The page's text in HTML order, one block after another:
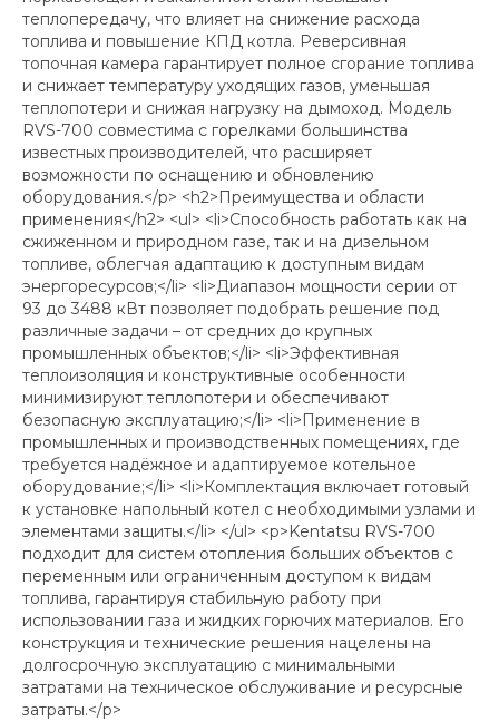
теплопередачу, что влияет на снижение расхода
топлива и повышение КПД котла. Реверсивная
топочная камера гарантирует полное сгорание топлива
и снижает температуру уходящих газов, уменьшая
теплопотери и снижая нагрузку на дымоход. Модель
RVS-700 совместима с горелками большинства
известных производителей, что расширяет
возможности по оснащению и обновлению
оборудования.</p> <h2>Преимущества и области
применения</h2> <ul> <li>Способность работать как на
сжиженном и природном газе, так и на дизельном
топливе, облегчая адаптацию к доступным видам
энергоресурсов;</li> <li>Диапазон мощности серии от
93 до 3488 кВт позволяет подобрать решение под
различные задачи – от средних до крупных
промышленных объектов;</li> <li>Эффективная
теплоизоляция и конструктивные особенности
минимизируют теплопотери и обеспечивают
безопасную эксплуатацию;</li> <li>Применение в
промышленных и производственных помещениях, где
требуется надёжное и адаптируемое котельное
оборудование;</li> <li>Комплектация включает готовый
к установке напольный котел с необходимыми узлами и
элементами защиты.</li> </ul> <p>Kentatsu RVS-700
подходит для систем отопления больших объектов с
переменным или ограниченным доступом к видам
топлива, гарантируя стабильную работу при
использовании газа и жидких горючих материалов. Его
конструкция и технические решения нацелены на
долгосрочную эксплуатацию с минимальными
затратами на техническое обслуживание и ресурсные
затраты.</p>